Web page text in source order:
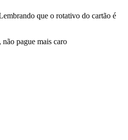
que o rotativo do cartão é
não pague mais caro